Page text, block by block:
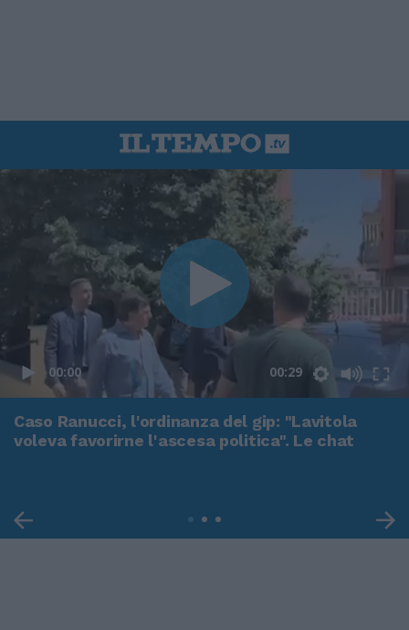
00:00 00:29
Caso Ranucci, l'ordinanza del gip: "Lavitola
voleva favorirne l'ascesa politica". Le chat